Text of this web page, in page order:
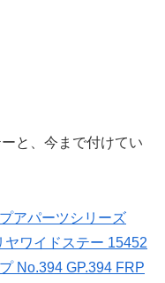
と、今まで付けてい
アパーツシリーズ
ヤワイドステー 15452
No.394 GP.394 FRP